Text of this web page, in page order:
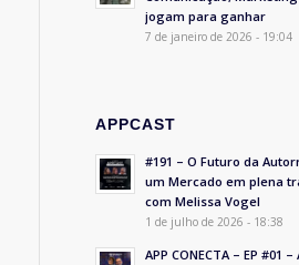
jogam para ganhar
7 de janeiro de 2026 - 19:04
APPCAST
#191 – O Futuro da
um Mercado em plena
com Melissa Vogel
1 de julho de 2026 - 18:38
APP CONECTA – EP #01